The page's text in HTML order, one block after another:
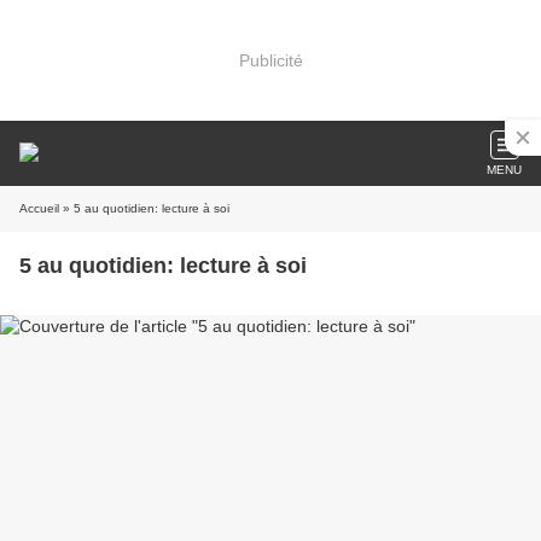
Publicité
MENU
Accueil » 5 au quotidien: lecture à soi
5 au quotidien: lecture à soi